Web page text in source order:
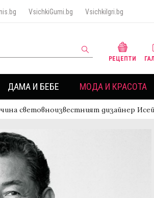
VsichkiGumi.bg VsichkiIgri.bg
РЕЦЕПТИ
ДАМА И БЕБЕ МОДА И КРАСОТА
световноизвестният дизайнер